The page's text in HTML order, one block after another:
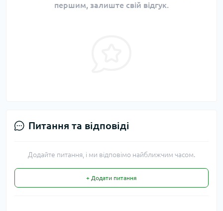
першим, залиште свій відгук.
Питання та відповіді
Додайте питання, і ми відповімо найближчим часом.
+ Додати питання